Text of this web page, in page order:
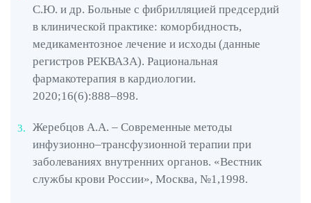
в гидратации или поддержании объёмы крови. Это
особенно актуально при таких состояниях, как
, шок или послеоперационный период.
Введение больших объёмов жидкости способствует
улучшению кровообращения, поддержанию
артериального давления, уменьшению нагрузки на
сердечную мышцу, что имеет критическое значение для
Эффект от капельницы может быть заметен уже в
течение первых 30 минут после начала процедуры,
особенно если вводятся препараты для облегчения
симптомов. Например, сердечные гликозиды или
С.Ю. и др. Больные с фибрилляцией предсердий
в клинической практике: коморбидность,
медикаментозное лечение и исходы (данные
регистров РЕКВАЗА). Рациональная
фармакотерапия в кардиологии.
2020;16(6):888–898.
Жеребцов А.А. – Современные методы
инфузионно–трансфузионной терапии при
заболеваниях внутренних органов. «Вестник
службы крови России», Москва, №1,1998.